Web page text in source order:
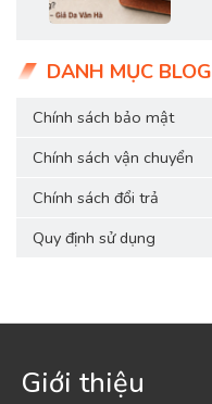
DANH MỤC BLOG
Chính sách bảo mật
Chính sách vận chuyển
Chính sách đổi trả
Quy định sử dụng
Giới thiệu